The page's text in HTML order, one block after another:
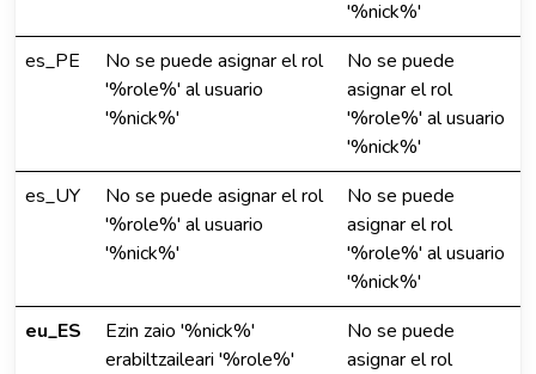
'%nick%'
es_PE
No se puede asignar el rol
'%role%' al usuario
'%nick%'
No se puede
asignar el rol
'%role%' al usuario
'%nick%'
es_UY
No se puede asignar el rol
'%role%' al usuario
'%nick%'
No se puede
asignar el rol
'%role%' al usuario
'%nick%'
eu_ES
Ezin zaio '%nick%'
erabiltzaileari '%role%'
No se puede
asignar el rol